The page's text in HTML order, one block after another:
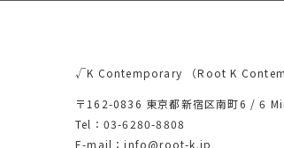
√K Contemporary （Root K
〒162-0836 東京都新宿区南町6 / 6
Tel：03-6280-8808
E-mail：info@root-k.jp